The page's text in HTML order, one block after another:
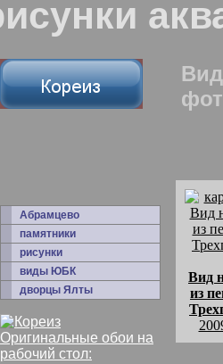
Абрамцево
памятники
рисунки
виды ЮБК
дворцы Ялты
Оригинальные обои на
рабочий стол:
Вид
из